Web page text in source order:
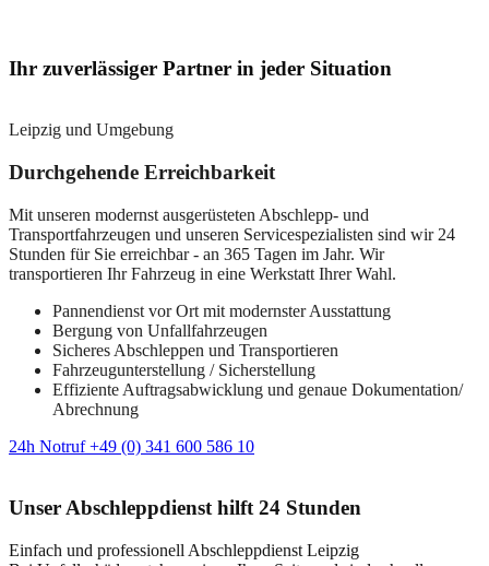
Ihr zuverlässiger Partner in jeder Situation
Leipzig und Umgebung
Durchgehende Erreichbarkeit
Mit unseren modernst ausgerüsteten Abschlepp- und
Transportfahrzeugen und unseren Servicespezialisten sind wir 24
Stunden für Sie erreichbar - an 365 Tagen im Jahr. Wir
transportieren Ihr Fahrzeug in eine Werkstatt Ihrer Wahl.
Pannendienst vor Ort mit modernster Ausstattung
Bergung von Unfallfahrzeugen
Sicheres Abschleppen und Transportieren
Fahrzeugunterstellung / Sicherstellung
Effiziente Auftragsabwicklung und genaue Dokumentation/
Abrechnung
24h Notruf +49 (0) 341 600 586 10
Unser Abschleppdienst hilft 24 Stunden
Einfach und professionell Abschleppdienst Leipzig